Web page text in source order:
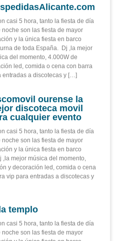
casi 5 hora, tanto la fiesta de día
noche son las fiesta de mayor
y la única fiesta en barco
de toda España. Dj ,la mejor
del momento, 4.000W de
led, comida o cena con barra
entradas a discotecas y […]
ourense la
discoteca movil
cualquier evento
casi 5 hora, tanto la fiesta de día
noche son las fiesta de mayor
y la única fiesta en barco
mejor música del momento,
y decoración led, comida o cena
vip para entradas a discotecas y
templo
casi 5 hora, tanto la fiesta de día
noche son las fiesta de mayor